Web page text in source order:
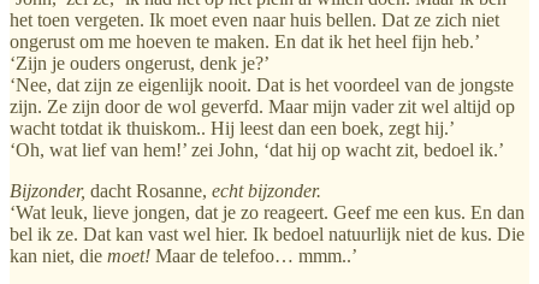
het toen vergeten. Ik moet even naar huis bellen. Dat ze zich niet
ongerust om me hoeven te maken. En dat ik het heel fijn heb.’
‘Zijn je ouders ongerust, denk je?’
‘Nee, dat zijn ze eigenlijk nooit. Dat is het voordeel van de jongste
zijn. Ze zijn door de wol geverfd. Maar mijn vader zit wel altijd op
wacht totdat ik thuiskom.. Hij leest dan een boek, zegt hij.’
‘Oh, wat lief van hem!’ zei John, ‘dat hij op wacht zit, bedoel ik.’
Bijzonder, dacht Rosanne, echt bijzonder.
‘Wat leuk, lieve jongen, dat je zo reageert. Geef me een kus. En dan
bel ik ze. Dat kan vast wel hier. Ik bedoel natuurlijk niet de kus. Die
kan niet, die moet! Maar de telefoo… mmm..’